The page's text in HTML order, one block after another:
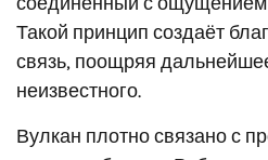
Такой принцип создаёт
связь, поощряя
неизвестного.
Вулкан плотно связано с